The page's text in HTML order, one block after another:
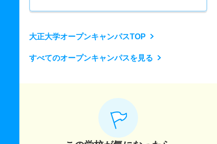
大正大学オープンキャンパスTOP
すべてのオープンキャンパスを見る